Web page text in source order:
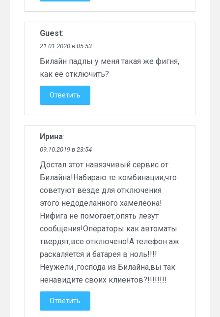
Guest:
21.01.2020 в 05:53
Билайн падлы у меня такая же фигня,
как её отключить?
Ответить
Ирина:
09.10.2019 в 23:54
Достал этот навязчивый сервис от
Билайна!Набираю те комбинации,что
советуют везде для отключения
этого недоделанного хамелеона!
Нифига не помогает,опять лезут
сообщения!Операторы как автоматы
твердят,все отключено!А телефон аж
раскаляется и батарея в ноль!!!!
Неужели ,господа из Билайна,вы так
ненавидите своих клиентов?!!!!!!!!
Ответить